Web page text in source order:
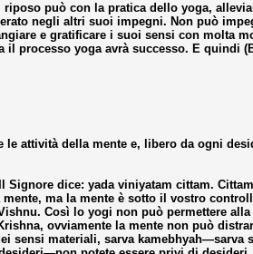
può con la pratica dello yoga,
negli altri suoi impegni. Non può
e gratificare i suoi sensi con molta
processo yoga avrà successo. E quindi
attività della mente e, libero da ogni
dice: yada viniyatam cittam.
ma la mente è sotto il vostro
Così lo yogi non può permettere
ovviamente la mente non può
sensi materiali, sarva